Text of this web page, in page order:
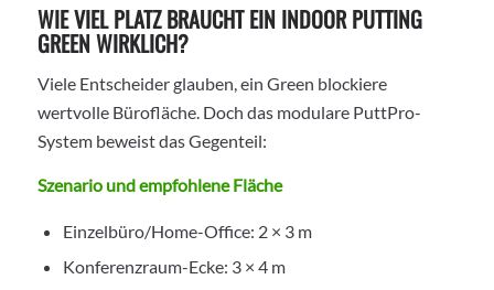
WIE VIEL PLATZ BRAUCHT EIN INDOOR PUTTING
GREEN WIRKLICH?
Viele Entscheider glauben, ein Green blockiere
wertvolle Bürofläche. Doch das modulare PuttPro-
System beweist das Gegenteil:
Szenario und empfohlene Fläche
Einzelbüro/Home-Office: 2 × 3 m
Konferenzraum-Ecke: 3 × 4 m